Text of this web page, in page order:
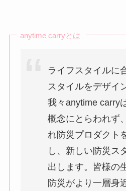
anytime carryとは
ライフスタイルに
スタイルをデザイ
我々anytime carry
概念にとらわれず
れ防災プロダクト
し、新しい防災ス
出します。皆様の
防災がより一層身